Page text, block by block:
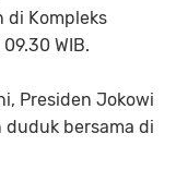
di Kompleks
WIB.
Presiden Jokowi
duduk bersama di